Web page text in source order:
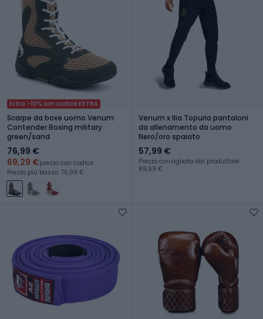
Extra -10% con codice EXTRA
Scarpe da boxe uomo Venum
Contender Boxing military
green/sand
76,99 €
69,29 €prezzo con codice
Prezzo più basso: 76,99 €
Venum x Ilia Topuria pantaloni
da allenamento da uomo
Nero/oro spaiato
57,99 €
Prezzo consigliato dal produttore:
89,99 €